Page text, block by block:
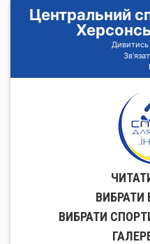
Центральний
ВИБРАТИ
ВИБРАТИ